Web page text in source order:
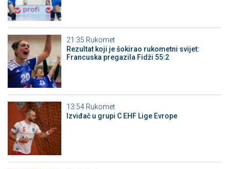
21:35 Rukomet
Rezultat koji je šokirao rukometni svijet:
Francuska pregazila Fidži 55:2
13:54 Rukomet
Izviđač u grupi C EHF Lige Evrope